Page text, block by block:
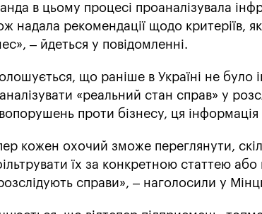
в цьому процесі проаналізувала
надала рекомендації щодо критеріїв,
– йдеться у повідомленні.
що раніше в Україні не було
«реальний стан справ» у
проти бізнесу, ця інформація
кожен охочий зможе переглянути,
їх за конкретною статтею
справи», – наголосили у